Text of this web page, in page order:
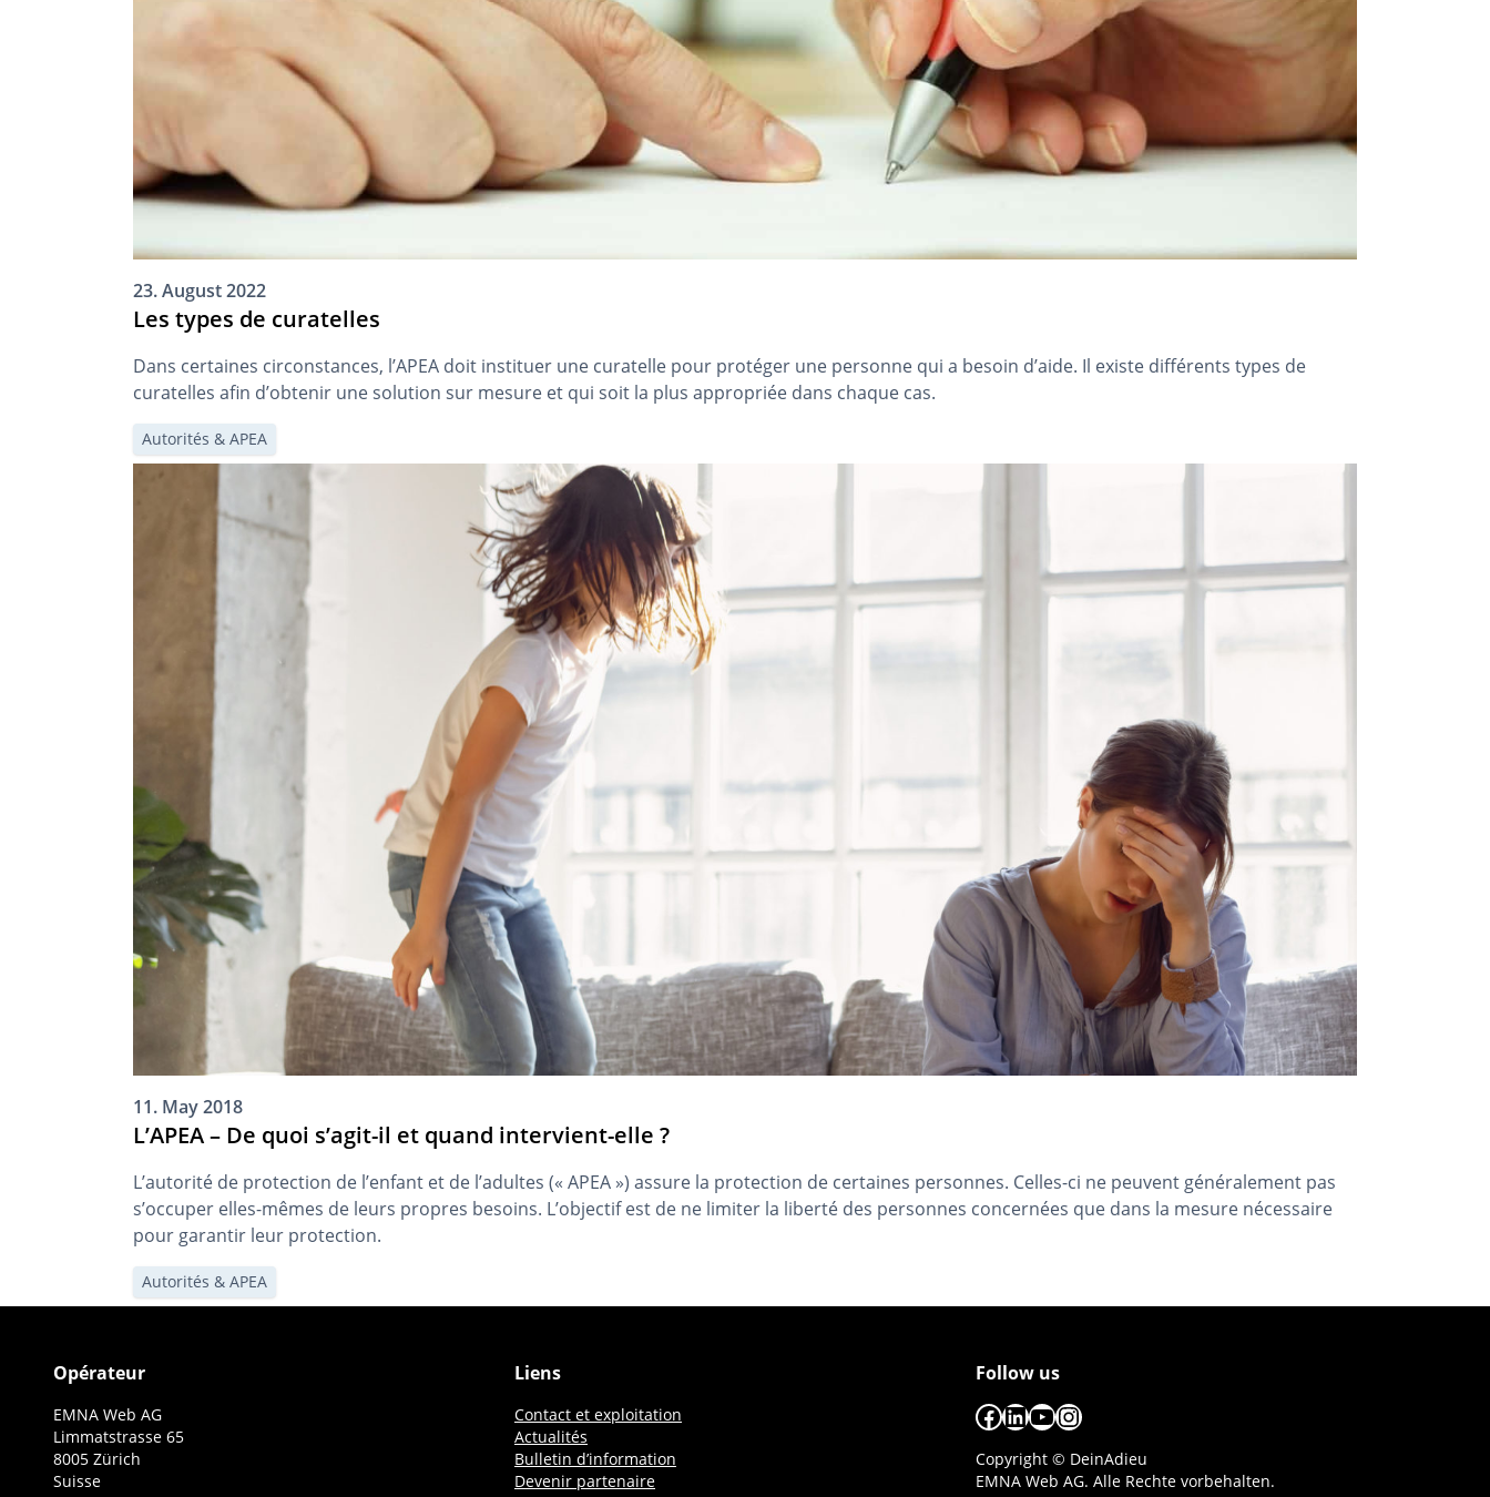
23. August 2022
Les types de curatelles
Dans certaines circonstances, l’APEA doit instituer une curatelle pour protéger une personne qui a besoin d’aide. Il existe différents types de
curatelles afin d’obtenir une solution sur mesure et qui soit la plus appropriée dans chaque cas.
Autorités & APEA
11. May 2018
L’APEA – De quoi s’agit-il et quand intervient-elle ?
L’autorité de protection de l’enfant et de l’adultes (« APEA ») assure la protection de certaines personnes. Celles-ci ne peuvent généralement pas
s’occuper elles-mêmes de leurs propres besoins. L’objectif est de ne limiter la liberté des personnes concernées que dans la mesure nécessaire
pour garantir leur protection.
Autorités & APEA
Opérateur
EMNA Web AG
Limmatstrasse 65
8005 Zürich
Suisse
Liens
Contact et exploitation
Actualités
Bulletin d’information
Devenir partenaire
Follow us
Facebook
LinkedIn
YouTube
Instagram
Copyright © DeinAdieu
EMNA Web AG. Alle Rechte vorbehalten.